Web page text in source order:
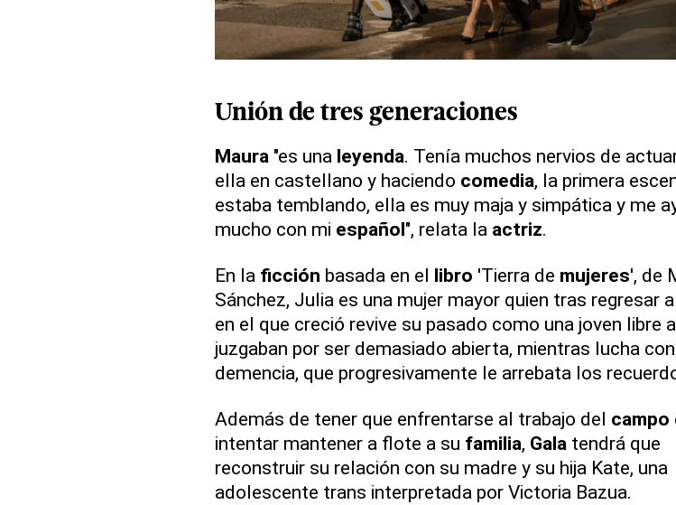
Unión de tres generaciones
Maura"es una leyenda. Tenía muchos nervios de
ella en castellano y haciendo comedia, la primera
estaba temblando, ella es muy maja y simpática y me
mucho con mi español", relata la actriz.
En la ficción basada en el libro 'Tierra de mujeres', de
Sánchez, Julia es una mujer mayor quien tras regresar
en el que creció revive su pasado como una joven libre
juzgaban por ser demasiado abierta, mientras lucha
demencia, que progresivamente le arrebata los
Además de tener que enfrentarse al trabajo del campo
intentar mantener a flote a su familia, Galatendrá que
reconstruir su relación con su madre y su hija Kate, una
adolescente trans interpretada por Victoria Bazua.